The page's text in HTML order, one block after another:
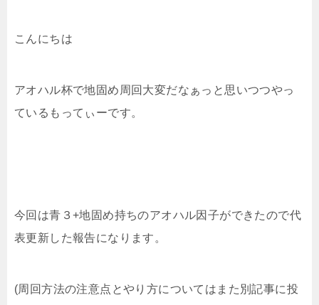
こんにちは
アオハル杯で地固め周回大変だなぁっと思いつつやっ
ているもってぃーです。
今回は青３+地固め持ちのアオハル因子ができたので代
表更新した報告になります。
(周回方法の注意点とやり方についてはまた別記事に投